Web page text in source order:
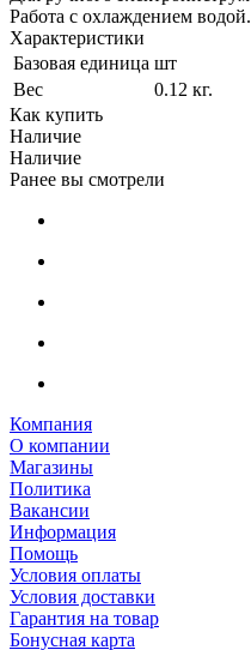
Работа с охлаждением водой.
Характеристики
Базовая единица шт
Вес
0.12 кг.
Как купить
Наличие
Наличие
Ранее вы смотрели
Компания
О компании
Магазины
Политика
Вакансии
Информация
Помощь
Условия оплаты
Условия доставки
Гарантия на товар
Бонусная карта